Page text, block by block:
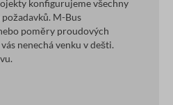
konfigurujeme všechny
M-Bus
poměry proudových
nenechá venku v dešti.